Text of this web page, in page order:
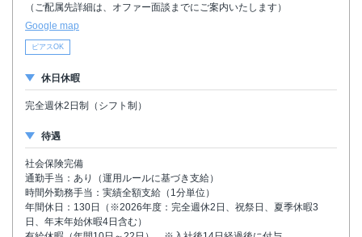
（ご配属先詳細は、オファー面談までにご案内いたします）
Google map
ピアスOK
休日休暇
完全週休2日制（シフト制）
待遇
社会保険完備
通勤手当：あり（運用ルールに基づき支給）
時間外勤務手当：実績全額支給（1分単位）
年間休日：130日（※2026年度：完全週休2日、祝祭日、夏季休暇3
日、年末年始休暇4日含む）